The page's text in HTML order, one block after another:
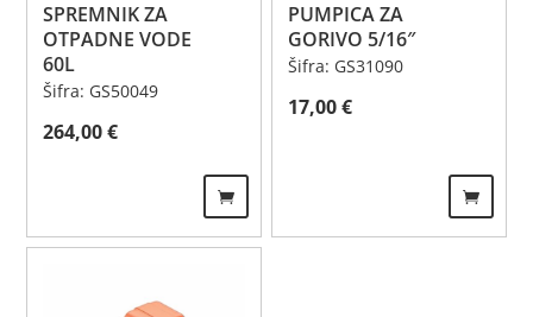
SPREMNIK ZA
OTPADNE VODE
60L
Šifra: GS50049
264,00€
PUMPICA ZA
GORIVO 5/16″
Šifra: GS31090
17,00€